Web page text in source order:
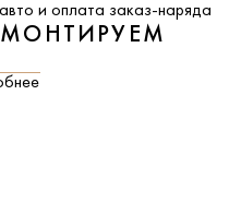
и оплата заказ-наряда